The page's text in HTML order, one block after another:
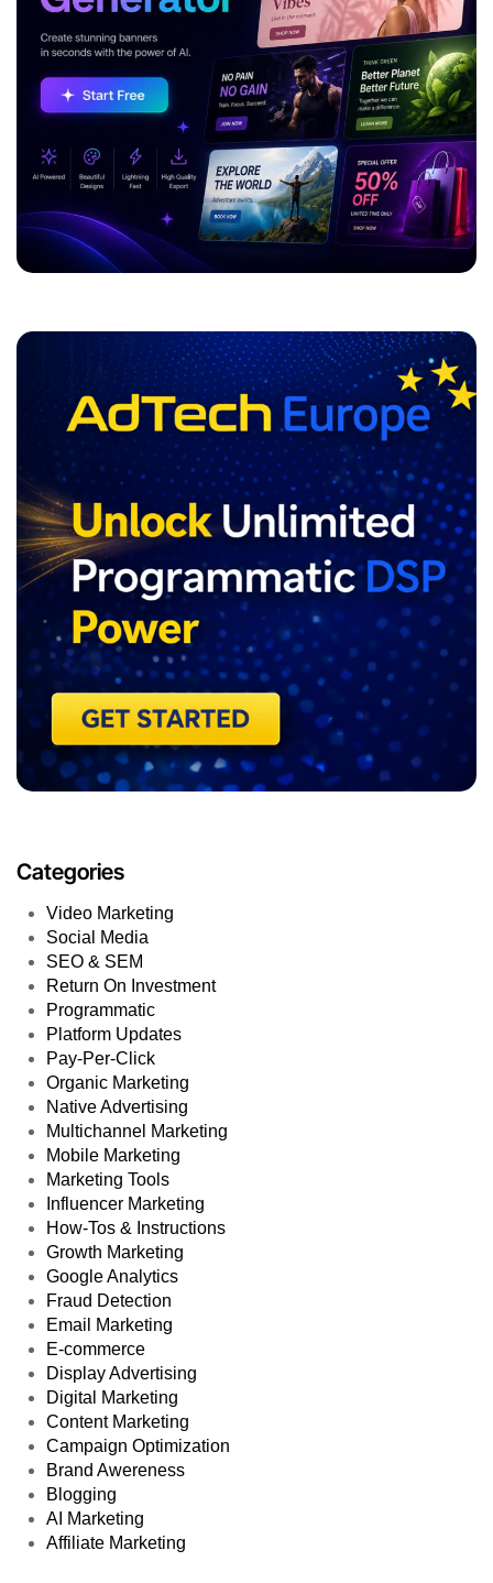
ADVERTISEMENT
Categories
Video Marketing
Social Media
SEO & SEM
Return On Investment
Programmatic
Platform Updates
Pay-Per-Click
Organic Marketing
Native Advertising
Multichannel Marketing
Mobile Marketing
Marketing Tools
Influencer Marketing
How-Tos & Instructions
Growth Marketing
Google Analytics
Fraud Detection
Email Marketing
E-commerce
Display Advertising
Digital Marketing
Content Marketing
Campaign Optimization
Brand Awereness
Blogging
AI Marketing
Affiliate Marketing